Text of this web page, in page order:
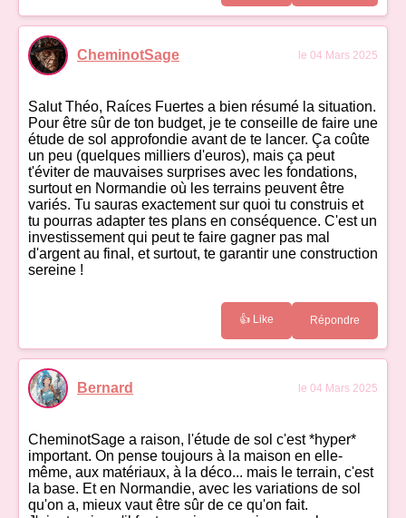
CheminotSage le 04 Mars 2025
Salut Théo, Raíces Fuertes a bien résumé la situation.
Pour être sûr de ton budget, je te conseille de faire une
étude de sol approfondie avant de te lancer. Ça coûte
un peu (quelques milliers d'euros), mais ça peut
t'éviter de mauvaises surprises avec les fondations,
surtout en Normandie où les terrains peuvent être
variés. Tu sauras exactement sur quoi tu construis et
tu pourras adapter tes plans en conséquence. C'est un
investissement qui peut te faire gagner pas mal
d'argent au final, et surtout, te garantir une construction
sereine !
👍 Like Répondre
Bernard le 04 Mars 2025
CheminotSage a raison, l'étude de sol c'est *hyper*
important. On pense toujours à la maison en elle-
même, aux matériaux, à la déco... mais le terrain, c'est
la base. Et en Normandie, avec les variations de sol
qu'on a, mieux vaut être sûr de ce qu'on fait.